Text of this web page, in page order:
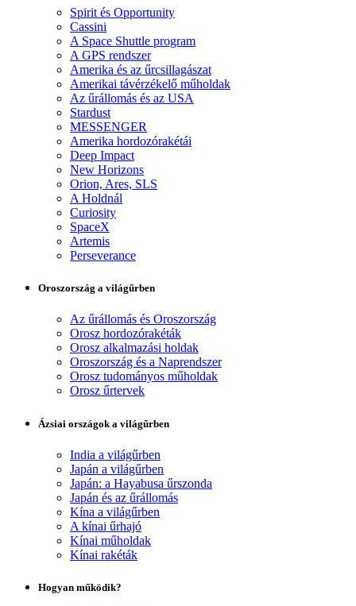
Spirit és Opportunity
Cassini
A Space Shuttle program
A GPS rendszer
Amerika és az űrcsillagászat
Amerikai távérzékelő műholdak
Az űrállomás és az USA
Stardust
MESSENGER
Amerika hordozórakétái
Deep Impact
New Horizons
Orion, Ares, SLS
A Holdnál
Curiosity
SpaceX
Artemis
Perseverance
Oroszország a világűrben
Az űrállomás és Oroszország
Orosz hordozórakéták
Orosz alkalmazási holdak
Oroszország és a Naprendszer
Orosz tudományos műholdak
Orosz űrtervek
Ázsiai országok a világűrben
India a világűrben
Japán a világűrben
Japán: a Hayabusa űrszonda
Japán és az űrállomás
Kína a világűrben
A kínai űrhajó
Kínai műholdak
Kínai rakéták
Hogyan működik?